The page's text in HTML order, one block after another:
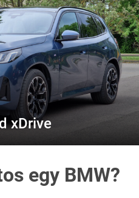
xDrive
egy BMW?